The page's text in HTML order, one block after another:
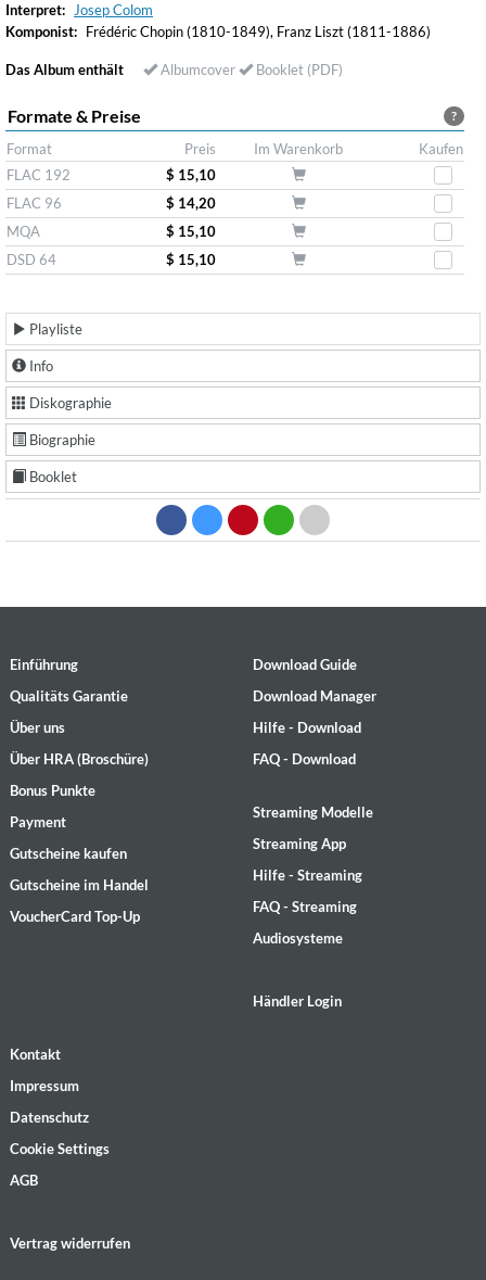
Interpret:
Josep Colom
Komponist: Frédéric Chopin (1810-1849), Franz Liszt (1811-1886)
Das Album enthält Albumcover Booklet (PDF)
?
Formate & Preise
Format Preis Im Warenkorb
Kaufen
FLAC 192
$ 15,10
FLAC 96
$ 14,20
MQA
$ 15,10
DSD 64
$ 15,10
Playliste
Info
Diskographie
Biographie
Booklet
Einführung
Qualitäts Garantie
Über uns
Über HRA (Broschüre)
Bonus Punkte
Payment
Gutscheine kaufen
Gutscheine im Handel
VoucherCard Top-Up
Download Guide
Download Manager
Hilfe - Download
FAQ - Download
Streaming Modelle
Streaming App
Hilfe - Streaming
FAQ - Streaming
Audiosysteme
Händler Login
Kontakt
Impressum
Datenschutz
Cookie Settings
AGB
Vertrag widerrufen